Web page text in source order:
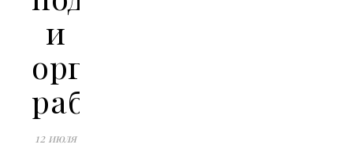
и
организации
работ
12 июля